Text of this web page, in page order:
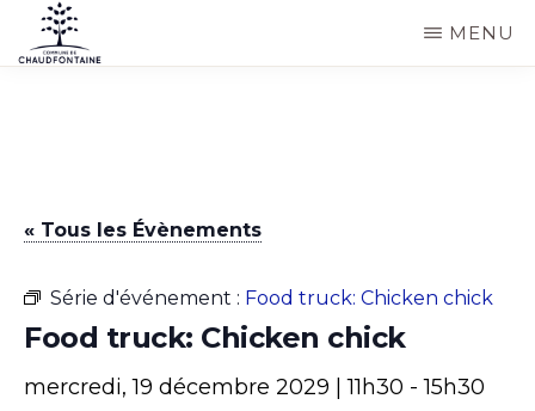
Passer
au
commune
Chaudfontaine
MENU
« Tous les Évènements
Série d'événement : Food truck: Chicken chick
Food truck: Chicken chick
mercredi, 19 décembre 2029 | 11h30 -15h30